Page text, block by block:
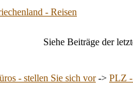
- Reisen
Siehe Beiträge der
- stellen Sie sich vor-> PLZ